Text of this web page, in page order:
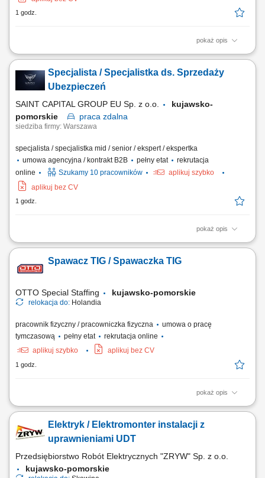
1 godz.
pokaż opis
Zadania: Przepakowywanie towarów zgodnie z obowiązującymi
zamówień magazynowych; Kontrola jakości pakowanych produktów;
Utrzymywanie porządku i czystości na stanowisku pracy; Wykonywanie
Specjalista / Specjalistka ds. Sprzedaży
Ubezpieczeń
SAINT CAPITAL GROUP EU Sp. z o.o.
kujawsko-
pomorskie
praca zdalna
siedziba firmy: Warszawa
specjalista / specjalistka mid / senior / ekspert / ekspertka
umowa agencyjna / kontrakt B2B
pełny etat
rekrutacja
online
Szukamy 10 pracowników
aplikuj szybko
aplikuj bez CV
1 godz.
pokaż opis
Opis stanowiska: Kompleksowa obsługa klientów w zakresie produktów
pozyskiwanie nowych klientów. Analiza potrzeb i przygotowywanie
indywidualnych rozwiązań ubezpieczeniowych. Budowanie pozycji
Spawacz TIG / Spawaczka TIG
OTTO Special Staffing kujawsko-pomorskie
relokacja do: Holandia
pracownik fizyczny / pracowniczka fizyczna
umowa o pracę
tymczasową
pełny etat
rekrutacja online
aplikuj szybko
aplikuj bez CV
1 godz.
pokaż opis
Zakres obowiązków: Spawanie TIG konstrukcji ze stali (zbiorniki, ramy,
wykończeniem (szlif, polerka) Realizacja zadań na podstawie
dokumentacji technicznej 2D/3D; Kontrola jakościowa wykonanych
Elektryk / Elektromonter instalacji z
uprawnieniami UDT
Przedsiębiorstwo Robót Elektrycznych "ZRYW" Sp. z o.o.
kujawsko-pomorskie